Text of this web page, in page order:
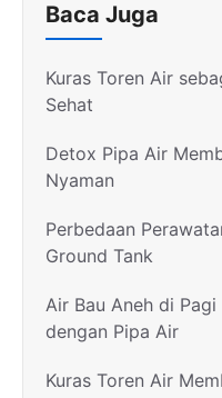
Baca Juga
Kuras Toren Air
Sehat
Detox Pipa Air
Nyaman
Perbedaan
Ground Tank
Air Bau Aneh di
dengan Pipa Air
Kuras Toren Air